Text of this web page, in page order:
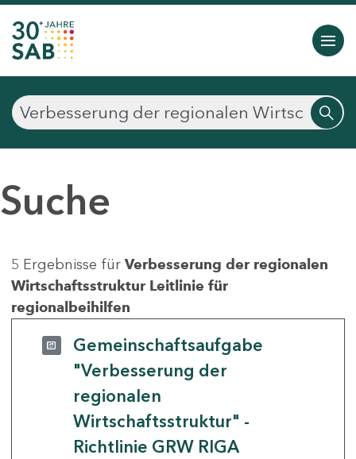
Suche
5 Ergebnisse für Verbesserung der regionalen
Wirtschaftsstruktur Leitlinie für
regionalbeihilfen
Gemeinschaftsaufgabe
"Verbesserung der
regionalen
Wirtschaftsstruktur" -
Richtlinie GRW RIGA